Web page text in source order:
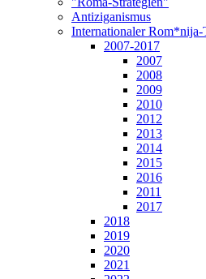
Antiziganismus
Internationaler Rom*nija-
2007-2017
2007
2008
2009
2010
2012
2013
2014
2015
2016
2011
2017
2018
2019
2020
2021